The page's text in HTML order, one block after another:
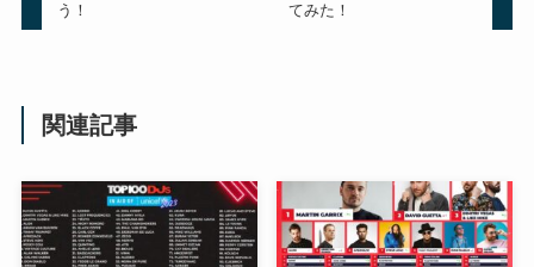
う！
てみた！
関連記事